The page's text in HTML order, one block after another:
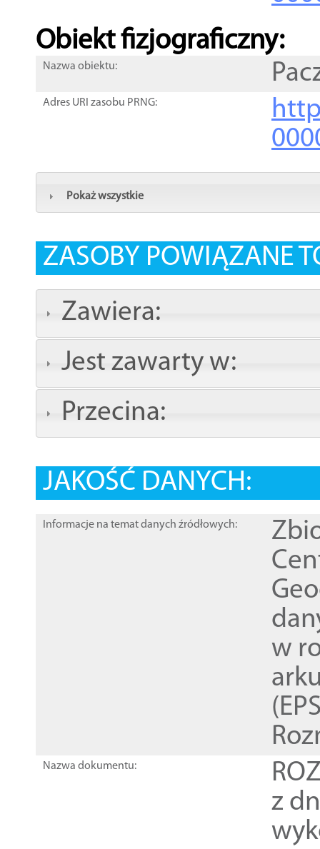
Obiekt fizjograficzny:
Nazwa obiektu:
Adres URI zasobu PRNG:
Pokaż wszystkie
ZASOBY POWIĄZANE
Zawiera:
Jest zawarty w:
Przecina:
JAKOŚĆ DANYCH:
Informacje na temat danych źródłowych:
w
Nazwa dokumentu:
z